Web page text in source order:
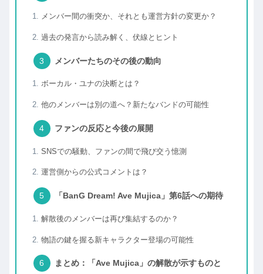
メンバー間の衝突か、それとも運営方針の変更か？
過去の発言から読み解く、伏線とヒント
メンバーたちのその後の動向
ボーカル・ユナの決断とは？
他のメンバーは別の道へ？新たなバンドの可能性
ファンの反応と今後の展開
SNSでの騒動、ファンの間で飛び交う憶測
運営側からの公式コメントは？
「BanG Dream! Ave Mujica」第6話への期待
解散後のメンバーは再び集結するのか？
物語の鍵を握る新キャラクター登場の可能性
まとめ：「Ave Mujica」の解散が示すものと